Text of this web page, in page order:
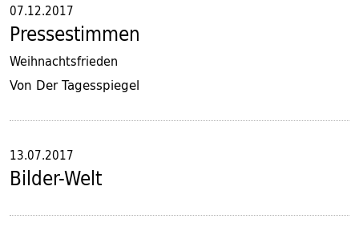
07.12.2017
Pressestimmen
Weihnachtsfrieden
Von Der Tagesspiegel
13.07.2017
Bilder-Welt